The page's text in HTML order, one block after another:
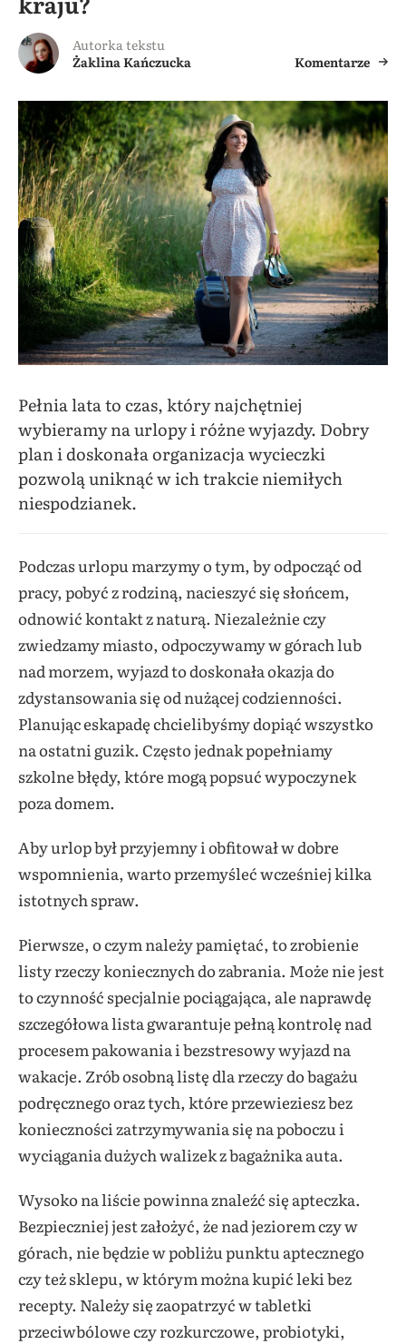
Autorka tekstu
Żaklina Kańczucka
Komentarze
Pełnia lata to czas, który najchętniej
wybieramy na urlopy i różne wyjazdy. Dobry
plan i doskonała organizacja wycieczki
pozwolą uniknąć w ich trakcie niemiłych
niespodzianek.
Podczas urlopu marzymy o tym, by odpocząć od
pracy, pobyć z rodziną, nacieszyć się słońcem,
odnowić kontakt z naturą. Niezależnie czy
zwiedzamy miasto, odpoczywamy w górach lub
nad morzem, wyjazd to doskonała okazja do
zdystansowania się od nużącej codzienności.
Planując eskapadę chcielibyśmy dopiąć wszystko
na ostatni guzik. Często jednak popełniamy
szkolne błędy, które mogą popsuć wypoczynek
poza domem.
Aby urlop był przyjemny i obfitował w dobre
wspomnienia, warto przemyśleć wcześniej kilka
istotnych spraw.
Pierwsze, o czym należy pamiętać, to zrobienie
listy rzeczy koniecznych do zabrania. Może nie jest
to czynność specjalnie pociągająca, ale naprawdę
szczegółowa lista gwarantuje pełną kontrolę nad
procesem pakowania i bezstresowy wyjazd na
wakacje. Zrób osobną listę dla rzeczy do bagażu
podręcznego oraz tych, które przewieziesz bez
konieczności zatrzymywania się na poboczu i
wyciągania dużych walizek z bagażnika auta.
Wysoko na liście powinna znaleźć się apteczka.
Bezpieczniej jest założyć, że nad jeziorem czy w
górach, nie będzie w pobliżu punktu aptecznego
czy też sklepu, w którym można kupić leki bez
recepty. Należy się zaopatrzyć w tabletki
przeciwbólowe czy rozkurczowe, probiotyki,